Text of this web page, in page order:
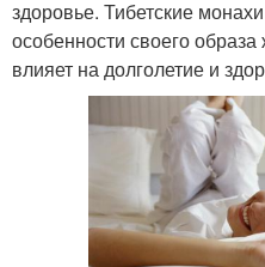
здоровье. Тибетские
особенности своего
влияет на долголетие и